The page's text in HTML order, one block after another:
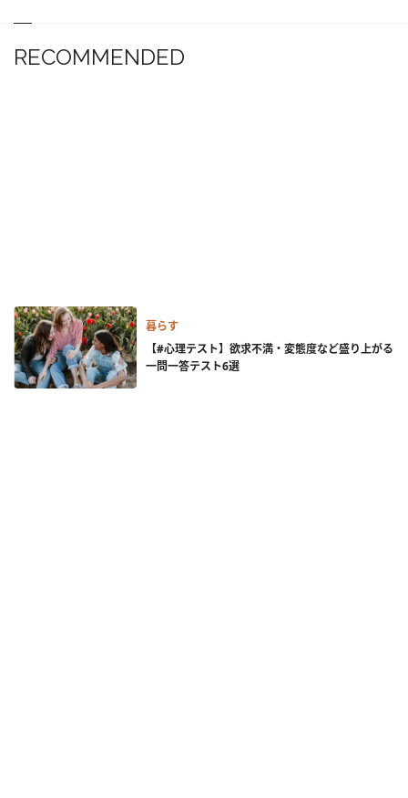
RECOMMENDED
暮らす
【#心理テスト】欲求不満・変態度など盛り上がる
一問一答テスト6選